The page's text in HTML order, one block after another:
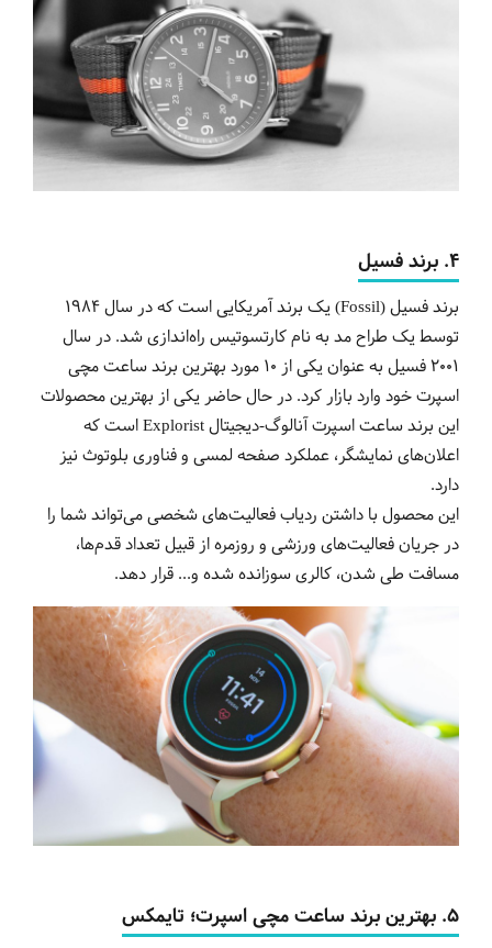
4. برندفسیل
برند فسیل (Fossil) یک برند آمریکایی است که در سال 1984
توسط یک طراح مد به نام کارتسوتیس راه‌اندازی شد. در سال
2001 فسیل به عنوان یکی از 10 مورد بهترین برند ساعت مچی
اسپرت خود وارد بازار کرد. در حال حاضر یکی از بهترین محصولات
این برند ساعت اسپرت آنالوگ-دیجیتال Explorist است که
اعلان‌های نمایشگر، عملکرد صفحه لمسی و فناوری بلوتوث نیز
دارد.
این محصول با داشتن ردیاب فعالیت‌های شخصی می‌تواند شما را
در جریان فعالیت‌های ورزشی و روزمره از قبیل تعداد قدم‌ها،
مسافت طی شدن، کالری سوزانده شده و... قرار دهد.
5. بهترینبرند ساعتمچیاسپرت؛ تایمکس